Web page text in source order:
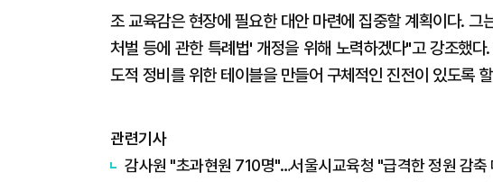
조 교육감은 현장에 필요한 대안 마련에 집중할 계획이다. 그
처벌 등에 관한 특례법' 개정을 위해 노력하겠다"고 강조했
도적 정비를 위한 테이블을 만들어 구체적인 진전이 있도록
관련기사
감사원 "초과현원 710명"…서울시교육청 "급격한 정원 감